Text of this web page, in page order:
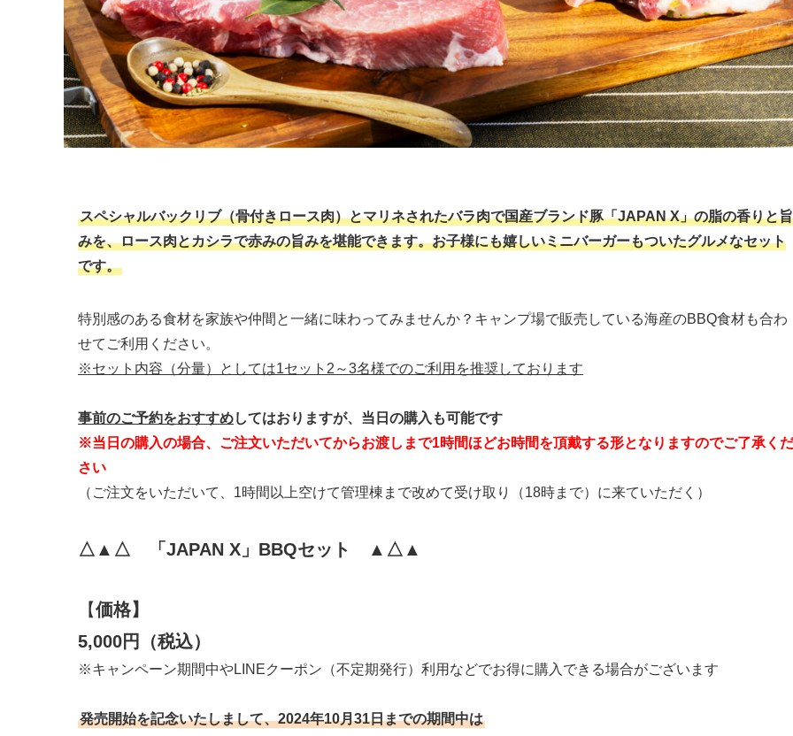
スペシャルバックリブ（骨付きロース肉）とマリネされたバラ肉で国産ブランド豚「JAPAN X」の脂の香りと旨
みを、ロース肉とカシラで赤みの旨みを堪能できます。お子様にも嬉しいミニバーガーもついたグルメなセット
です。
特別感のある食材を家族や仲間と一緒に味わってみませんか？キャンプ場で販売している海産のBBQ食材も合わ
せてご利用ください。
※セット内容（分量）としては1セット2～3名様でのご利用を推奨しております
事前のご予約をおすすめしてはおりますが、当日の購入も可能です
※当日の購入の場合、ご注文いただいてからお渡しまで1時間ほどお時間を頂戴する形となりますのでご了承くだ
さい
（ご注文をいただいて、1時間以上空けて管理棟まで改めて受け取り（18時まで）に来ていただく）
△▲△ 「JAPAN X」BBQセット ▲△▲
【価格】
5,000円（税込）
※キャンペーン期間中やLINEクーポン（不定期発行）利用などでお得に購入できる場合がございます
発売開始を記念いたしまして、2024年10月31日までの期間中は